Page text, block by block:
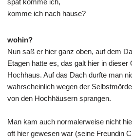
komme ich nach hause?
wohin?
Nun saß er hier ganz oben, auf dem
Etagen hatte es, das galt hier in dieser
Hochhaus. Auf das Dach durfte man
wahrscheinlich wegen der
von den Hochhäusern sprangen.
Man kam auch normalerweise nicht
oft hier gewesen war (seine Freundin